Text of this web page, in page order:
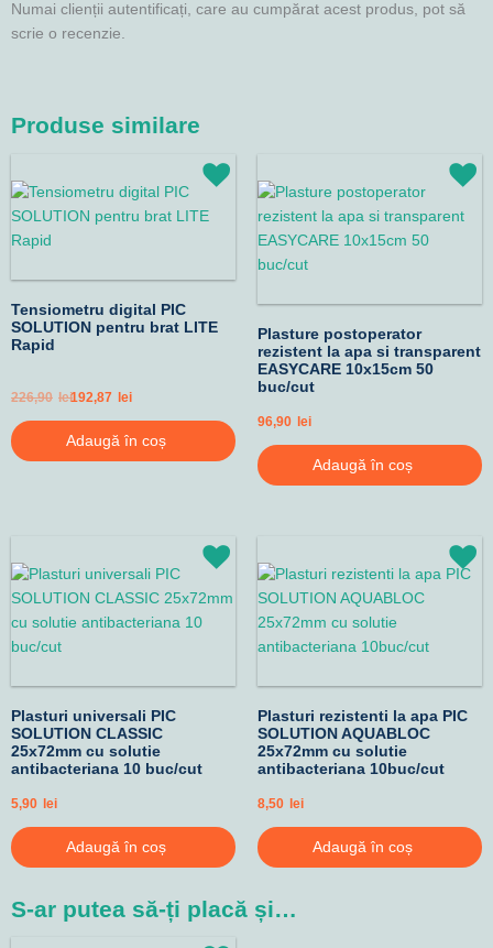
Numai clienții autentificați, care au cumpărat acest produs, pot să
scrie o recenzie.
Produse similare
Tensiometru digital PIC
SOLUTION pentru brat LITE
Rapid
226,90 lei
a
fost:
192,87 lei
este:
192,87lei.
Adaugă în coș
Plasture postoperator
rezistent la apa si transparent
EASYCARE 10x15cm 50
buc/cut
96,90 lei
Adaugă în coș
Plasturi universali PIC
SOLUTION CLASSIC
25x72mm cu solutie
antibacteriana 10 buc/cut
5,90 lei
Adaugă în coș
Plasturi rezistenti la apa PIC
SOLUTION AQUABLOC
25x72mm cu solutie
antibacteriana 10buc/cut
8,50 lei
Adaugă în coș
S-ar putea să-ți placă și…